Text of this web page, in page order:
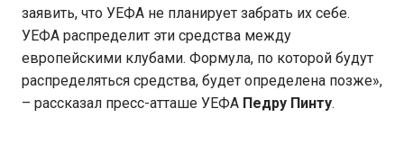
заявить, что УЕФА не планирует забрать их себе.
УЕФА распределит эти средства между
европейскими клубами. Формула, по которой будут
распределяться средства, будет определена позже»,
– рассказал пресс-атташе УЕФА Педру Пинту.